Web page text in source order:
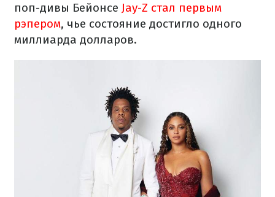
поп-дивы Бейонсе Jay-Z стал первым
рэпером, чье состояние достигло одного
миллиарда долларов.